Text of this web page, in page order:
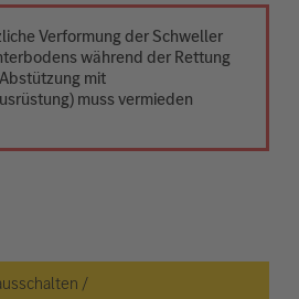
Verformung der Schweller
während der Rettung
mit
muss vermieden
/